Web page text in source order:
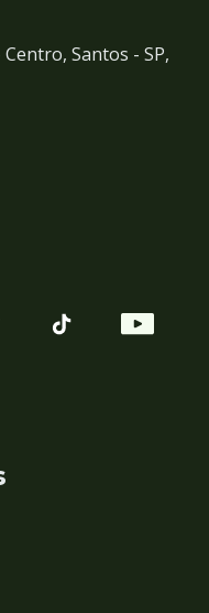
Santos - SP,